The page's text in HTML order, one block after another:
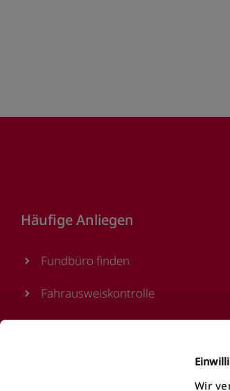
Wir
Häufige Anliegen
Fundbüro finden
Fahrausweiskontrolle